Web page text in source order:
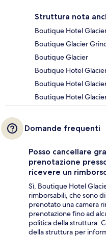
Struttura nota
Boutique Hotel
Boutique Glacier
Boutique Glacier
Boutique Hotel
Boutique Hotel
Boutique Hotel
Domande frequenti
Posso cancellare
prenotazione
ricevere un
Sì, Boutique Hotel
rimborsabili, che sono
prenotato una camera
prenotazione fino ad
politica della struttura.
della struttura per